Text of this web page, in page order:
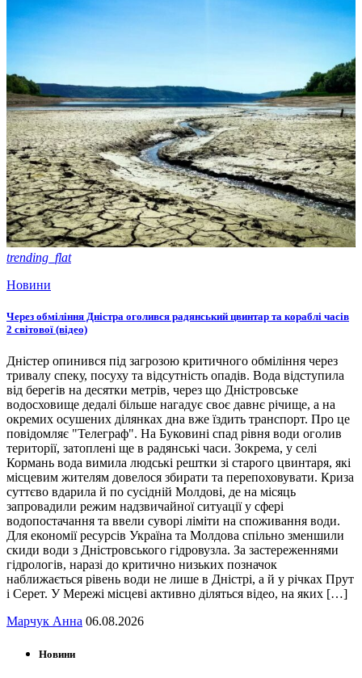
trending_flat
Новини
Через обміління Дністра оголився радянський цвинтар та кораблі часів
2 світової (відео)
Дністер опинився під загрозою критичного обміління через
тривалу спеку, посуху та відсутність опадів. Вода відступила
від берегів на десятки метрів, через що Дністровське
водосховище дедалі більше нагадує своє давнє річище, а на
окремих осушених ділянках дна вже їздить транспорт. Про це
повідомляє "Телеграф". На Буковині спад рівня води оголив
території, затоплені ще в радянські часи. Зокрема, у селі
Кормань вода вимила людські рештки зі старого цвинтаря, які
місцевим жителям довелося збирати та перепоховувати. Криза
суттєво вдарила й по сусідній Молдові, де на місяць
запровадили режим надзвичайної ситуації у сфері
водопостачання та ввели суворі ліміти на споживання води.
Для економії ресурсів Україна та Молдова спільно зменшили
скиди води з Дністровського гідровузла. За застереженнями
гідрологів, наразі до критично низьких позначок
наближається рівень води не лише в Дністрі, а й у річках Прут
і Серет. У Мережі місцеві активно діляться відео, на яких […]
Марчук Анна 06.08.2026
Новини